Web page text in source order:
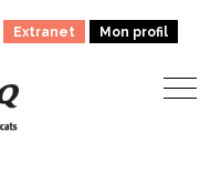
Extranet Mon profil